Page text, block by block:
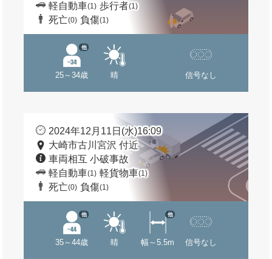
軽自動車(1) 歩行者(1)
死亡(0) 負傷(1)
25～34歳
他
晴 信号なし
2024年12月11日(水)16:09
大崎市古川宮沢 付近
車両相互 小破事故
軽自動車(1) 軽貨物車(1)
死亡(0) 負傷(1)
35～44歳
他
晴 幅～5.5m
他
信号なし